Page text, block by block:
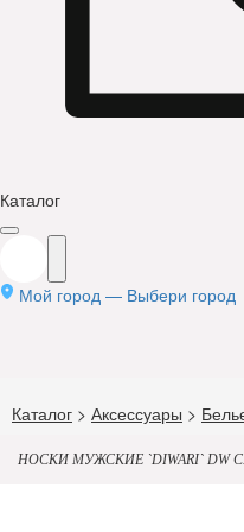
Каталог
Мой город — Выбери город
Каталог > Аксессуары >
НОСКИ МУЖСКИЕ `DIWARI` DW